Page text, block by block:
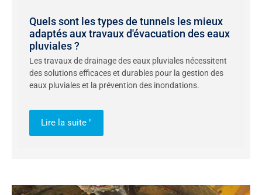
Quels sont les types de tunnels les mieux
adaptés aux travaux d'évacuation des eaux
pluviales ?
Les travaux de drainage des eaux pluviales nécessitent
des solutions efficaces et durables pour la gestion des
eaux pluviales et la prévention des inondations.
Lire la suite "